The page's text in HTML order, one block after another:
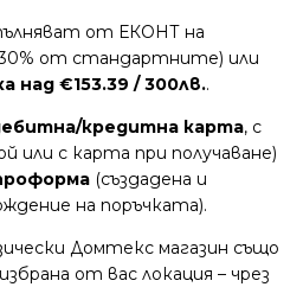
от ЕКОНТ на
от стандартните) или
над €153.39 / 300лв..
кредитна карта, с
или с карта при получаване)
(създадена и
на поръчката).
Домтекс магазин също
от вас локация – чрез